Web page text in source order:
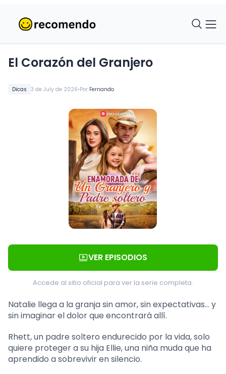
Dicas 3 de July de 2026•Por Fernando
El Corazón del Granjero
VER EPISODIOS
Accede al sitio oficial para ver la serie completa.
Natalie llega a la granja sin amor, sin expectativas… y
sin imaginar el dolor que encontrará allí.
Rhett, un padre soltero endurecido por la vida, solo
quiere proteger a su hija Ellie, una niña muda que ha
aprendido a sobrevivir en silencio.